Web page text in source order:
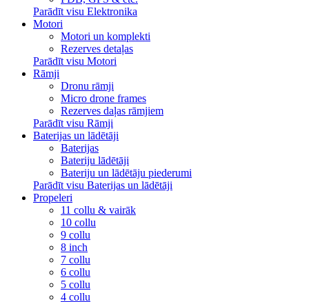
Parādīt visu Elektronika
Motori
Motori un komplekti
Rezerves detaļas
Parādīt visu Motori
Rāmji
Dronu rāmji
Micro drone frames
Rezerves daļas rāmjiem
Parādīt visu Rāmji
Baterijas un lādētāji
Baterijas
Bateriju lādētāji
Bateriju un lādētāju piederumi
Parādīt visu Baterijas un lādētāji
Propeleri
11 collu & vairāk
10 collu
9 collu
8 inch
7 collu
6 collu
5 collu
4 collu